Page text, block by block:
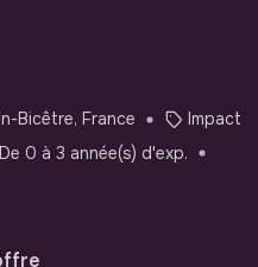
Bicêtre, France
Impact
De 0 à 3 année(s) d'exp.